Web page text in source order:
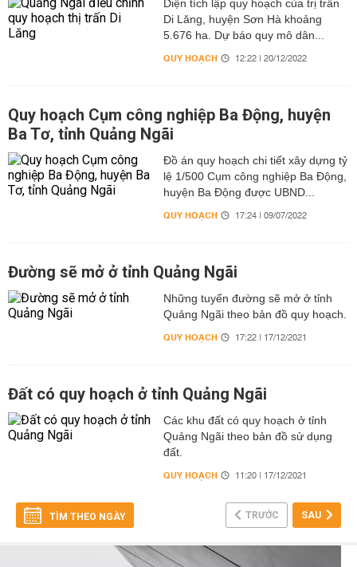
Diện tích lập quy hoạch của trị trấn
Di Lăng, huyện Sơn Hà khoảng
5.676 ha. Dự báo quy mô dân...
QUY HOẠCH 12:22 | 20/12/2022
Quy hoạch Cụm công nghiệp Ba Động, huyện
Ba Tơ, tỉnh Quảng Ngãi
Đồ án quy hoạch chi tiết xây dựng tỷ
lệ 1/500 Cụm công nghiệp Ba Động,
huyện Ba Động được UBND...
QUY HOẠCH 17:24 | 09/07/2022
Đường sẽ mở ở tỉnh Quảng Ngãi
Những tuyến đường sẽ mở ở tỉnh
Quảng Ngãi theo bản đồ quy hoạch.
QUY HOẠCH 17:22 | 17/12/2021
Đất có quy hoạch ở tỉnh Quảng Ngãi
Các khu đất có quy hoạch ở tỉnh
Quảng Ngãi theo bản đồ sử dụng
đất.
QUY HOẠCH 11:20 | 17/12/2021
TÌM THEO NGÀY TRƯỚC SAU